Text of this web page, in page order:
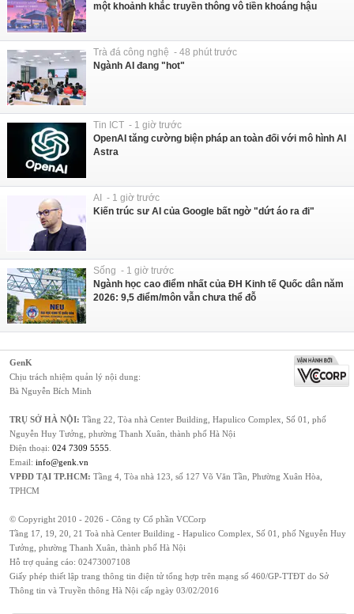
một khoảnh khắc truyền thông vô tiền khoáng hậu
Trà đá công nghệ - 48 phút trước
Ngành AI đang "hot"
Tin ICT - 1 giờ trước
OpenAI tăng cường biện pháp an toàn đối với mô hình AI
Astra
AI - 1 giờ trước
Kiến trúc sư AI của Google bất ngờ "dứt áo ra đi"
Sống - 1 giờ trước
Ngành học cao điểm nhất của ĐH Kinh tế Quốc dân năm
2026: 9,5 điểm/môn vẫn chưa thể đỗ
GenK
Chịu trách nhiệm quản lý nội dung:
Bà Nguyễn Bích Minh
TRỤ SỞ HÀ NỘI: Tầng 22, Tòa nhà Center Building, Hapulico Complex, Số 01, phố
Nguyễn Huy Tưởng, phường Thanh Xuân, thành phố Hà Nội
Điện thoại: 024 7309 5555.
Email: info@genk.vn
VPĐD TẠI TP.HCM: Tầng 4, Tòa nhà 123, số 127 Võ Văn Tần, Phường Xuân Hòa,
TPHCM
© Copyright 2010 - 2026 - Công ty Cổ phần VCCorp
Tầng 17, 19, 20, 21 Toà nhà Center Building - Hapulico Complex, Số 01, phố Nguyễn Huy
Tưởng, phường Thanh Xuân, thành phố Hà Nội
Hỗ trợ quảng cáo: 02473007108
Giấy phép thiết lập trang thông tin điện tử tổng hợp trên mạng số 460/GP-TTĐT do Sở
Thông tin và Truyền thông Hà Nội cấp ngày 03/02/2016